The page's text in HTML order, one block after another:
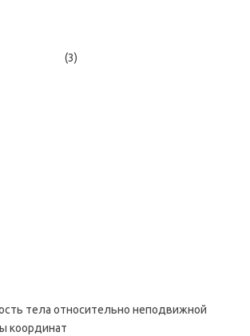
(3)
тела относительно неподвижной
координат